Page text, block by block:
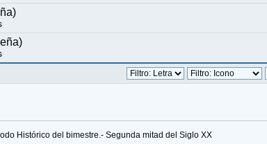
Histórico del bimestre.- Segunda mitad del Siglo XX